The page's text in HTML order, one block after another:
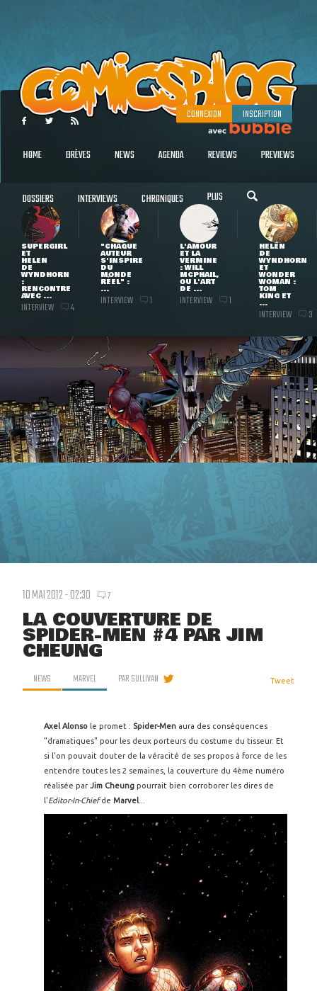
CONNEXION INSCRIPTION
HOME BRÈVES NEWS AGENDA REVIEWS PREVIEWS
DOSSIERS INTERVIEWS CHRONIQUES PLUS
SUPERGIRL
ET
HELEN
DE
WYNDHORN
:
RENCONTRE
AVEC ...
INTERVIEW 4
"CHAQUE
AUTEUR
S'INSPIRE
DU
MONDE
RÉEL" :
...
INTERVIEW 1
L'AMOUR
ET LA
VERMINE
: WILL
MCPHAIL,
OU L'ART
DE ...
INTERVIEW 1
HELEN
DE
WYNDHORN
ET
WONDER
WOMAN :
TOM
KING ET
...
INTERVIEW 3
10 MAI 2012 - 02:30 7
LA COUVERTURE DE
SPIDER-MEN #4 PAR JIM
CHEUNG
NEWS MARVEL PARSULLIVAN Tweet
Axel Alonso le promet : Spider-Men aura des conséquences
"dramatiques" pour les deux porteurs du costume du tisseur. Et
si l'on pouvait douter de la véracité de ses propos à force de les
entendre toutes les 2 semaines, la couverture du 4ème numéro
réalisée parJim Cheung pourrait bien corroborer les dires de
l'Editor-In-Chiefde Marvel